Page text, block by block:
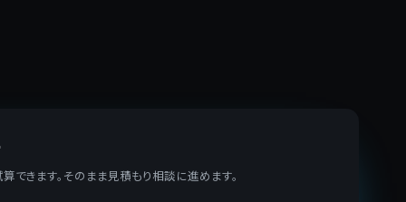
できます。そのまま見積もり相談に進めます。